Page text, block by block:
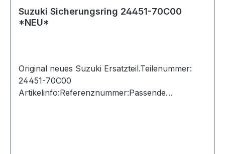
Suzuki Sicherungsring 24451-70C00
*NEU*
Original neues Suzuki Ersatzteil.Teilenummer:
24451-70C00
Artikelinfo:Referenznummer:Passende